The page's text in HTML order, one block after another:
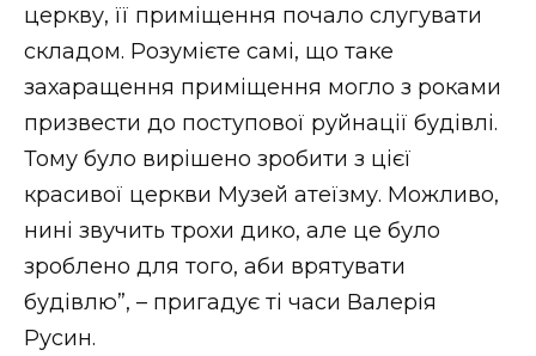
церкву, її приміщення почало слугувати
складом. Розумієте самі, що таке
захаращення приміщення могло з роками
призвести до поступової руйнації будівлі.
Тому було вирішено зробити з цієї
красивої церкви Музей атеїзму. Можливо,
нині звучить трохи дико, але це було
зроблено для того, аби врятувати
будівлю”, – пригадує ті часи Валерія
Русин.